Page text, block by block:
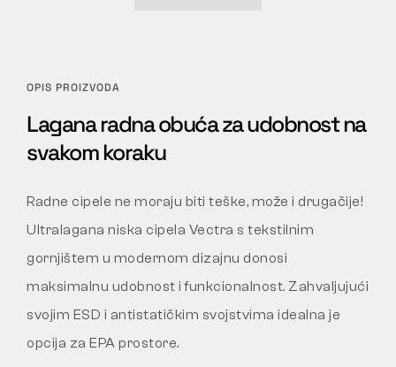
OPIS PROIZVODA
Lagana radna obuća za udobnost na
svakom koraku
Radne cipele ne moraju biti teške, može i drugačije!
Ultralagana niska cipela Vectra s tekstilnim
gornjištem u modernom dizajnu donosi
maksimalnu udobnost i funkcionalnost. Zahvaljujući
svojim ESD i antistatičkim svojstvima idealna je
opcija za EPA prostore.